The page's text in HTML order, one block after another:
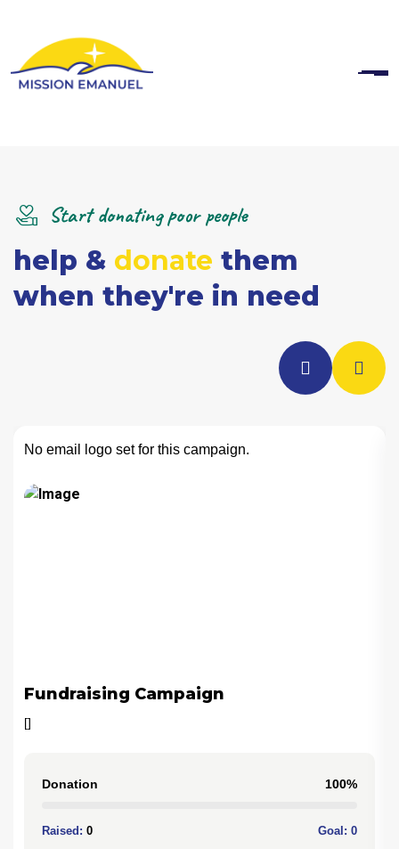
Start donating poor people
help & donate them
when they're in need
No email logo set for this campaign.
Fundraising Campaign
[]
Donation 100%
Raised: 0 Goal: 0